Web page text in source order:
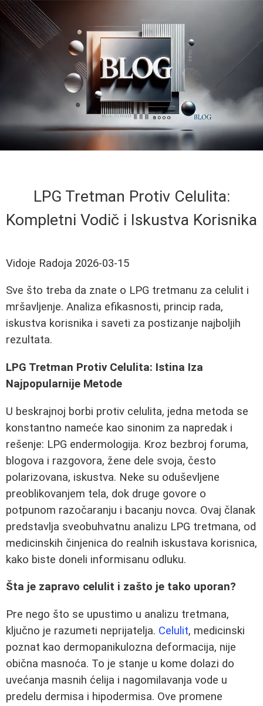
LPG Tretman Protiv Celulita:
Kompletni Vodič i Iskustva Korisnika
Vidoje Radoja 2026-03-15
Sve što treba da znate o LPG tretmanu za celulit i
mršavljenje. Analiza efikasnosti, princip rada,
iskustva korisnika i saveti za postizanje najboljih
rezultata.
LPG Tretman Protiv Celulita: Istina Iza
Najpopularnije Metode
U beskrajnoj borbi protiv celulita, jedna metoda se
konstantno nameće kao sinonim za napredak i
rešenje: LPG endermologija. Kroz bezbroj foruma,
blogova i razgovora, žene dele svoja, često
polarizovana, iskustva. Neke su oduševljene
preoblikovanjem tela, dok druge govore o
potpunom razočaranju i bacanju novca. Ovaj članak
predstavlja sveobuhvatnu analizu LPG tretmana, od
medicinskih činjenica do realnih iskustava korisnica,
kako biste doneli informisanu odluku.
Šta je zapravo celulit i zašto je tako uporan?
Pre nego što se upustimo u analizu tretmana,
ključno je razumeti neprijatelja. Celulit, medicinski
poznat kao dermopanikulozna deformacija, nije
obična masnoća. To je stanje u kome dolazi do
uvećanja masnih ćelija i nagomilavanja vode u
predelu dermisa i hipodermisa. Ove promene